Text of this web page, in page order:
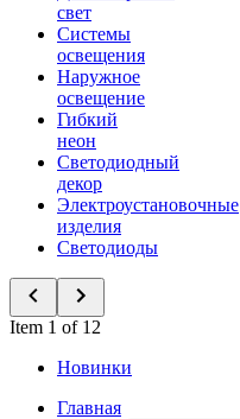
свет
Системы
освещения
Наружное
освещение
Гибкий
неон
Светодиодный
декор
Электроустановочные
изделия
Светодиоды
Item 1 of 12
Новинки
Главная